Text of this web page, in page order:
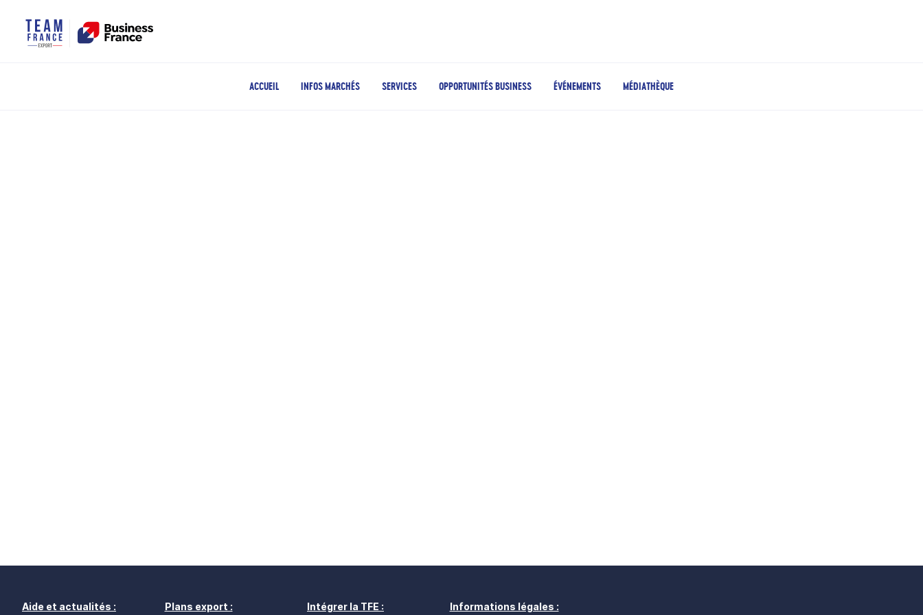
ACCUEIL INFOS MARCHÉS SERVICES OPPORTUNITÉS BUSINESS ÉVÉNEMENTS MÉDIATHÈQUE
Aide et actualités : Plans export : Intégrer la TFE : Informations légales :